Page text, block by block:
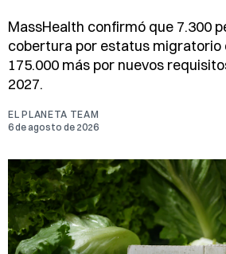
MassHealth confirmó que 7.300
cobertura por estatus migratorio
175.000 más por nuevos
2027.
EL PLANETA TEAM
6 de agosto de 2026